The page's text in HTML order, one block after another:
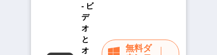
- ビ
デ
オ
と
オ
無料ダ